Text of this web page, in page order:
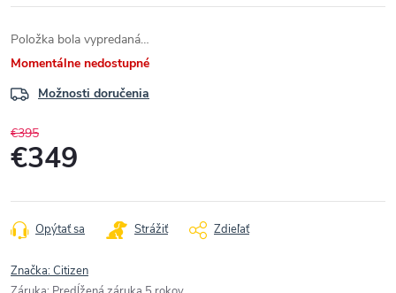
Položka bola vypredaná…
Momentálne nedostupné
Možnosti doručenia
€395
€349
cena:
Opýtať sa Strážiť Zdieľať
Značka:Citizen